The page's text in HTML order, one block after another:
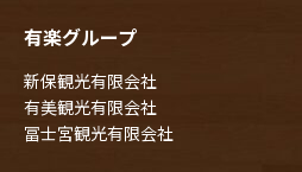
有楽グループ
新保観光有限会社
有美観光有限会社
冨士宮観光有限会社